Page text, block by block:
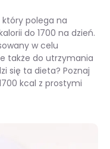
który polega na
do 1700 na dzień.
w celu
także do utrzymania
się ta dieta? Poznaj
kcal z prostymi